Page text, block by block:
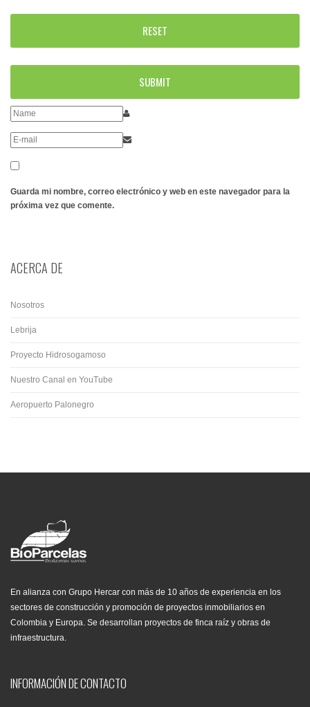
RESET
SUBMIT
Guarda mi nombre, correo electrónico y web en este navegador para la
próxima vez que comente.
ACERCA DE
Nosotros
Lebrija
Proyecto Hidrosogamoso
Nuestro Canal en YouTube
Aeropuerto Palonegro
En alianza con Grupo Hercar con más de 10 años de experiencia en los
sectores de construcción y promoción de proyectos inmobiliarios en
Colombia y Europa. Se desarrollan proyectos de finca raíz y obras de
infraestructura.
INFORMACIÓN DE CONTACTO